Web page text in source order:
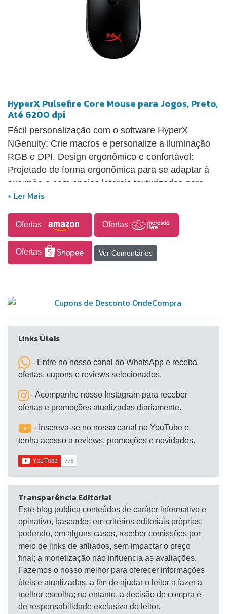
HyperX Pulsefire Core Mouse para Jogos, Preto,
Até 6200 dpi
Fácil personalização com o software HyperX
NGenuity: Crie macros e personalize a iluminação
RGB e DPI. Design ergonômico e confortável:
Projetado de forma ergonômica para se adaptar à
sua mão e com apoios laterais texturizados para
permanecer firme durante movimentos rápidos.
Pulsefire Core conta com sete botões programáveis
com switches de nível gamer proporcionam nítido
feedback tátil configuradas para 20 milhões de
cliques.
Ofertas Ofertas
Ofertas Ver Comentários
Links Úteis
- Entre no nosso canal do WhatsApp e receba
ofertas, cupons e reviews selecionados.
- Acompanhe nosso Instagram para receber
ofertas e promoções atualizadas diariamente.
- Inscreva-se no nosso canal no YouTube e
tenha acesso a reviews, promoções e novidades.
Transparência Editorial
Este blog publica conteúdos de caráter informativo e
opinativo, baseados em critérios editoriais próprios,
podendo, em alguns casos, receber comissões por
meio de links de afiliados, sem impactar o preço
final; a monetização não influencia as avaliações.
Fazemos o nosso melhor para oferecer informações
úteis e atualizadas, a fim de ajudar o leitor a fazer a
melhor escolha; no entanto, a decisão de compra é
de responsabilidade exclusiva do leitor.